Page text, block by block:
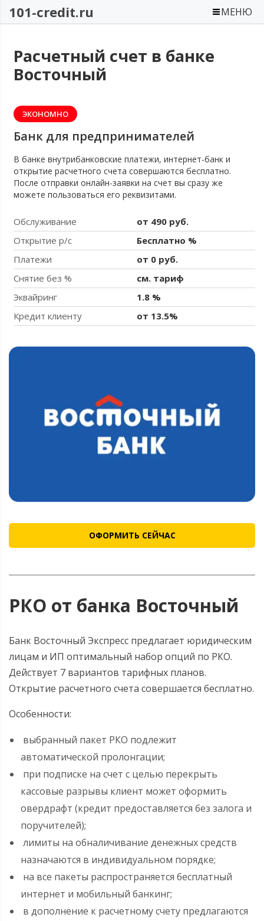
101-credit.ru МЕНЮ
Расчетный счет в банке
Восточный
ЭКОНОМНО
Банк для предпринимателей
В банке внутрибанковские платежи, интернет-банк и
открытие расчетного счета совершаются бесплатно.
После отправки онлайн-заявки на счет вы сразу же
можете пользоваться его реквизитами.
Обслуживание
от 490 руб.
Открытие р/с
Бесплатно %
Платежи
от 0 руб.
Снятие без %
см. тариф
Эквайринг
1.8 %
Кредит клиенту
от 13.5%
РКО от банка Восточный
Банк Восточный Экспресс предлагает юридическим
лицам и ИП оптимальный набор опций по РКО.
Действует 7 вариантов тарифных планов.
Открытие расчетного счета совершается бесплатно.
Особенности:
выбранный пакет РКО подлежит
автоматической пролонгации;
при подписке на счет с целью перекрыть
кассовые разрывы клиент может оформить
овердрафт (кредит предоставляется без залога и
поручителей);
лимиты на обналичивание денежных средств
назначаются в индивидуальном порядке;
на все пакеты распространяется бесплатный
интернет и мобильный банкинг;
в дополнение к расчетному счету предлагаются